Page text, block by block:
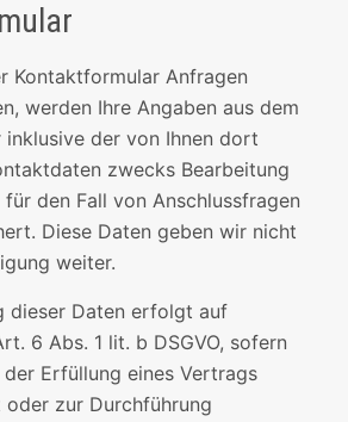
Kontaktformular Anfragen
werden Ihre Angaben aus dem
der von Ihnen dort
zwecks Bearbeitung
den Fall von Anschlussfragen
Diese Daten geben wir nicht
weiter.
dieser Daten erfolgt auf
6 Abs. 1 lit. b DSGVO, sofern
Erfüllung eines Vertrags
oder zur Durchführung